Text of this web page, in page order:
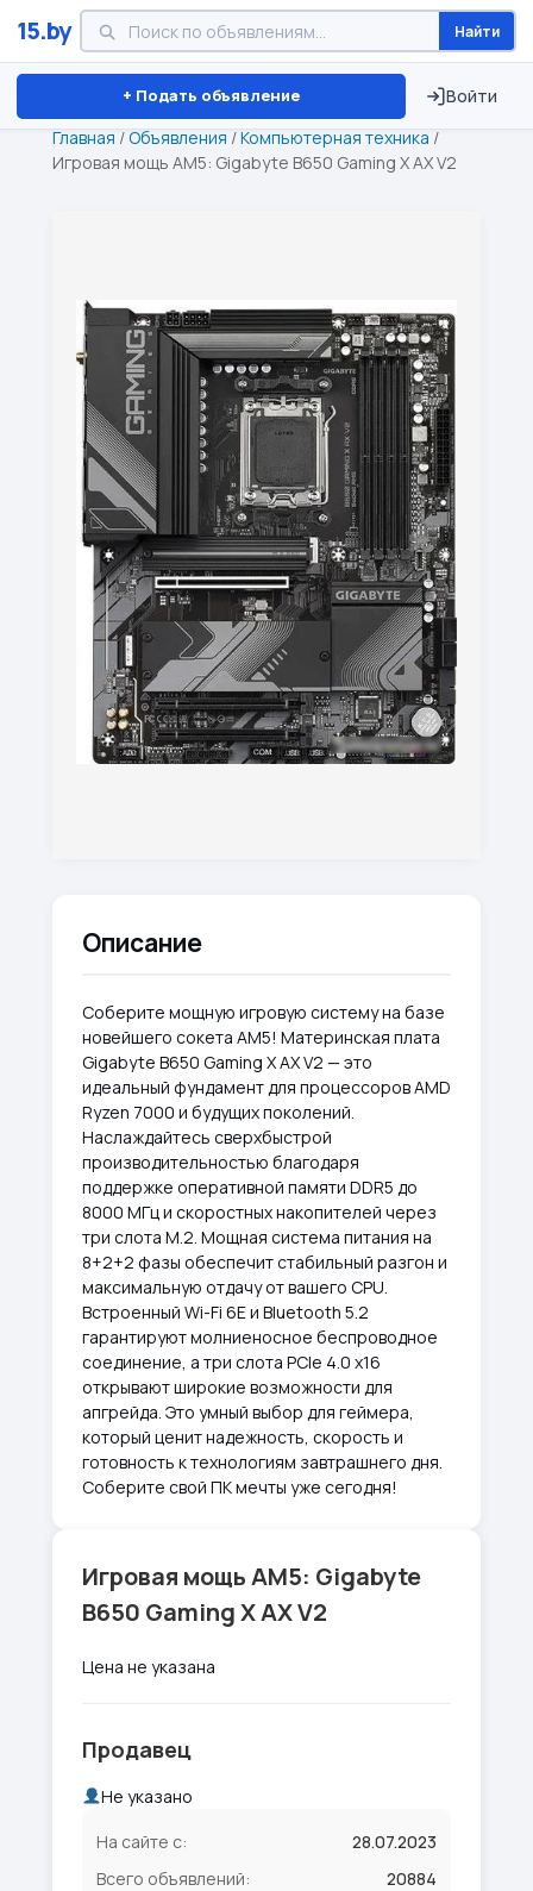
15.by Найти
+ Подать объявление Войти
Минск Витебск Брест ⏱ ТОЛЬКО 15 ДНЕЙ
Главная /Объявления /Компьютерная техника /
Игровая мощь AM5: Gigabyte B650 Gaming X AX V2
Описание
Соберите мощную игровую систему на базе
новейшего сокета AM5! Материнская плата
Gigabyte B650 Gaming X AX V2 — это
идеальный фундамент для процессоров AMD
Ryzen 7000 и будущих поколений.
Наслаждайтесь сверхбыстрой
производительностью благодаря
поддержке оперативной памяти DDR5 до
8000 МГц и скоростных накопителей через
три слота M.2. Мощная система питания на
8+2+2 фазы обеспечит стабильный разгон и
максимальную отдачу от вашего CPU.
Встроенный Wi-Fi 6E и Bluetooth 5.2
гарантируют молниеносное беспроводное
соединение, а три слота PCIe 4.0 x16
открывают широкие возможности для
апгрейда. Это умный выбор для геймера,
который ценит надежность, скорость и
готовность к технологиям завтрашнего дня.
Соберите свой ПК мечты уже сегодня!
Игровая мощь AM5: Gigabyte
B650 Gaming X AX V2
Цена не указана
Продавец
Не указано
На сайте с:
28.07.2023
Всего объявлений:
20884